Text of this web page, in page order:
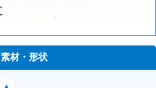
素材・形状